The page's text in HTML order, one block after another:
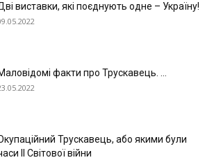
виставки, які поєднують одне – Україну!
факти про Трускавець. ...
Трускавець, або якими були
ІІ Світової війни